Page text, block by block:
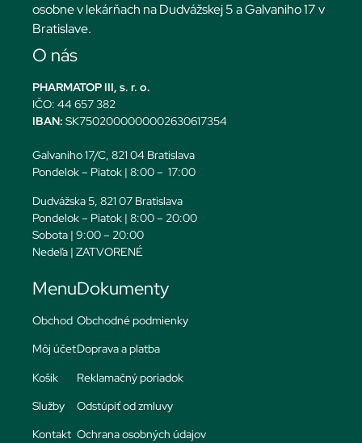
osobne v lekárňach na Dudvážskej 5 a Galvaniho 17 v
Bratislave.
O nás
PHARMATOP III, s. r. o.
IČO: 44 657 382
IBAN: SK7502000000002630617354
Galvaniho 17/C, 821 04 Bratislava
Pondelok – Piatok | 8:00 – 17:00
Dudvážska 5, 821 07 Bratislava
Pondelok – Piatok | 8:00 – 20:00
Sobota | 9:00 – 20:00
Nedeľa | ZATVORENÉ
Menu
Obchod
Môj účet
Košík
Služby
Kontakt
Dokumenty
Obchodné podmienky
Doprava a platba
Reklamačný poriadok
Odstúpiť od zmluvy
Ochrana osobných údajov